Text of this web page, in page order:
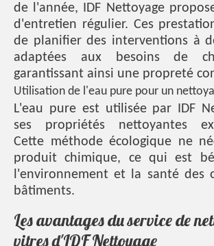
de l'année, IDF Nettoyage
d'entretien régulier. Ces
de planifier des interventions à
adaptées aux besoins de
garantissant ainsi une propreté
Utilisation de l'eau pure pour un
L'eau pure est utilisée par IDF
ses propriétés nettoyantes
Cette méthode écologique ne
produit chimique, ce qui est
l'environnement et la santé des
bâtiments.
Les avantages du service de
vitres d'IDF Nettoyage